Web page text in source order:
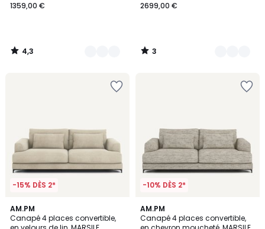
1359,00 €
4,3
/
2699,00 €
3
/
-15% DÈS 2*
AM.PM
Canapé 4 places convertible,
5
Couleurs
-10% DÈS 2*
AM.PM
Canapé 4 places convertible,